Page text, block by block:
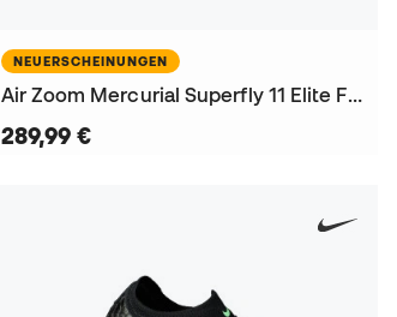
NEUERSCHEINUNGEN
Air Zoom Mercurial Superfly 11 Elite FG Fußballschuhe
289,99 €